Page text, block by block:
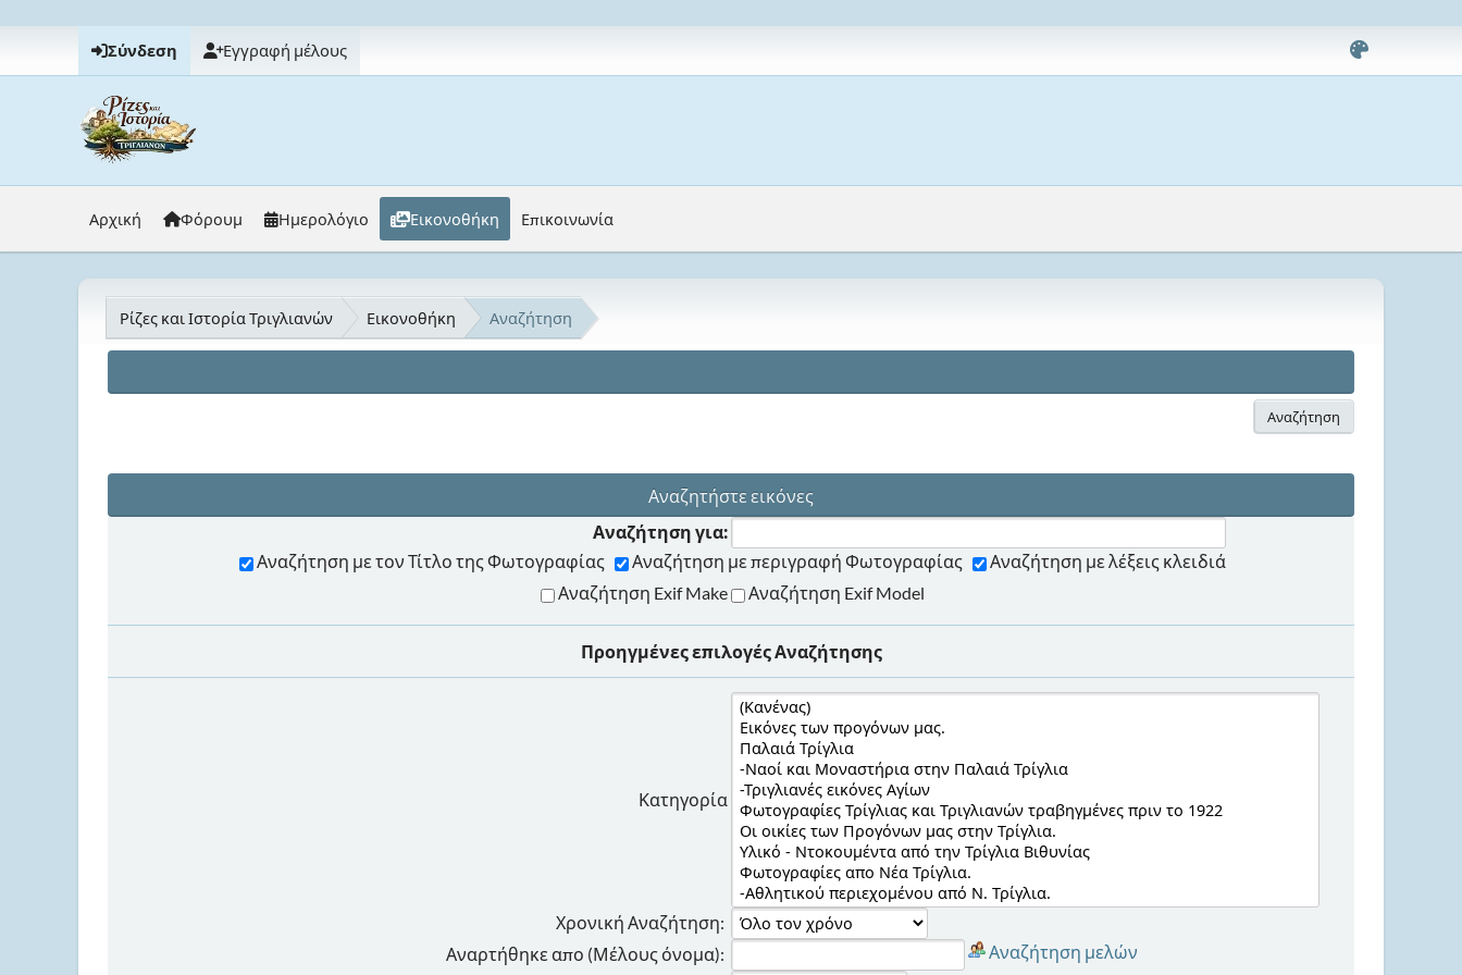
Σύνδεση Εγγραφή μέλους
Αρχική Φόρουμ Ημερολόγιο Εικονοθήκη Επικοινωνία
Ρίζες και Ιστορία Τριγλιανών Εικονοθήκη Αναζήτηση
Αναζήτηση
Αναζητήστε εικόνες
Αναζήτηση για:
Αναζήτηση με τον Τίτλο της Φωτογραφίας
Αναζήτηση με περιγραφή Φωτογραφίας
Αναζήτηση με λέξεις κλειδιά
Αναζήτηση Exif Make
Αναζήτηση Exif Model
Προηγμένες επιλογές Αναζήτησης
Κατηγορία
Χρονική Αναζήτηση:
Αναρτήθηκε απο (Μέλους όνομα):
Αναζήτηση μελών